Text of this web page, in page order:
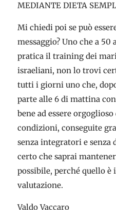
MEDIANTE DIETA
Mi chiedi poi se può
messaggio? Uno che a
pratica il training dei
israeliani, non lo trovi
tutti i giorni uno che,
parte alle 6 di mattina
bene ad essere
condizioni, conseguite
senza integratori e senza
certo che saprai
possibile, perché quello
valutazione.
Valdo Vaccaro